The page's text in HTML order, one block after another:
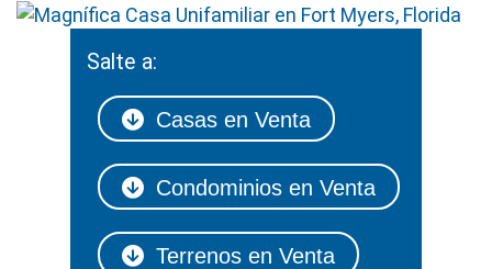
Imagen
Salte a:
Casas en Venta
Condominios en Venta
Terrenos en Venta